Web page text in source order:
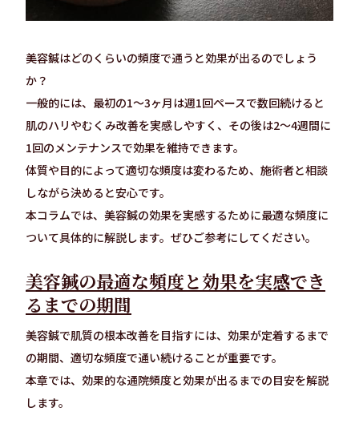
美容鍼はどのくらいの頻度で通うと効果が出るのでしょう
か？
一般的には、最初の1〜3ヶ月は週1回ペースで数回続けると
肌のハリやむくみ改善を実感しやすく、その後は2〜4週間に
1回のメンテナンスで効果を維持できます。
体質や目的によって適切な頻度は変わるため、施術者と相談
しながら決めると安心です。
本コラムでは、美容鍼の効果を実感するために最適な頻度に
ついて具体的に解説します。ぜひご参考にしてください。
美容鍼の最適な頻度と効果を実感でき
るまでの期間
美容鍼で肌質の根本改善を目指すには、効果が定着するまで
の期間、適切な頻度で通い続けることが重要です。
本章では、効果的な通院頻度と効果が出るまでの目安を解説
します。